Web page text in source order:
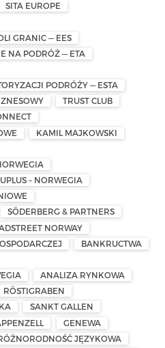
SITA EUROPE
GRANIC — EES
NA PODRÓŻ — ETA
PODRÓŻY — ESTA
TRUST CLUB
KAMIL MAJKOWSKI
– NORWEGIA
SÖDERBERG & PARTNERS
NORWAY
BANKRUCTWA
ANALIZA RYNKOWA
RÖSTIGRABEN
SANKT GALLEN
GENEWA
JĘZYKOWA